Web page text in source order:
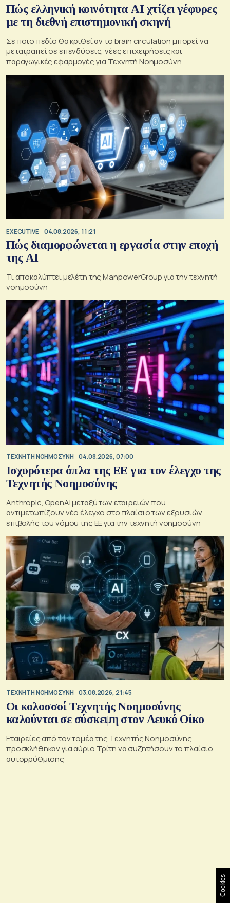
Πώς ελληνική κοινότητα AI χτίζει γέφυρες
με τη διεθνή επιστημονική σκηνή
Σε ποιο πεδίο θα κριθεί αν το brain circulation μπορεί να
μετατραπεί σε επενδύσεις, νέες επιχειρήσεις και
παραγωγικές εφαρμογές για Τεχνητή Νοημοσύνη
EXECUTIVE 04.08.2026, 11:21
Πώς διαμορφώνεται η εργασία στην εποχή
της AI
Τι αποκαλύπτει μελέτη της ManpowerGroup για την τεχνητή
νοημοσύνη
TΕΧΝΗΤΗ ΝΟΗΜΟΣΥΝΗ 04.08.2026, 07:00
Ισχυρότερα όπλα της ΕΕ για τον έλεγχο της
Τεχνητής Νοημοσύνης
Anthropic, OpenAI μεταξύ των εταιρειών που
αντιμετωπίζουν νέο έλεγχο στο πλαίσιο των εξουσιών
επιβολής του νόμου της ΕΕ για την τεχνητή νοημοσύνη
TΕΧΝΗΤΗ ΝΟΗΜΟΣΥΝΗ 03.08.2026, 21:45
Οι κολοσσοί Τεχνητής Νοημοσύνης
καλούνται σε σύσκεψη στον Λευκό Οίκο
Εταιρείες από τον τομέα της Τεχνητής Νοημοσύνης
προσκλήθηκαν για αύριο Τρίτη να συζητήσουν το πλαίσιο
αυτορρύθμισης
Cookies